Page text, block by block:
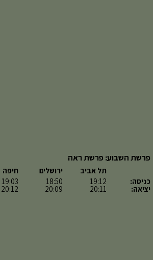
פרשת השבוע: פרשת ראה
כניסה:
יציאה:
תל אביב
19:12
20:11
ירושלים
18:50
20:09
חיפה
19:03
20:12